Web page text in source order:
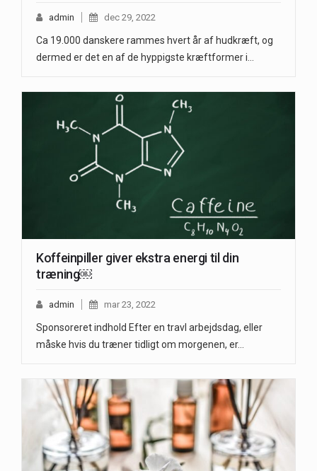
admin dec 29, 2022
Ca 19.000 danskere rammes hvert år af hudkræft, og
dermed er det en af de hyppigste kræftformer i…
Koffeinpiller giver ekstra energi til din
træning￼
admin mar 23, 2022
Sponsoreret indhold Efter en travl arbejdsdag, eller
måske hvis du træner tidligt om morgenen, er…